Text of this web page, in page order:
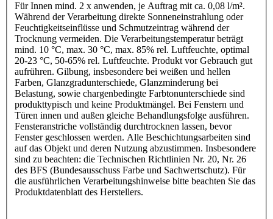
Für Innen mind. 2 x anwenden, je Auftrag mit ca. 0,08 l/m².
Während der Verarbeitung direkte Sonneneinstrahlung oder
Feuchtigkeitseinflüsse und Schmutzeintrag während der
Trocknung vermeiden. Die Verarbeitungstemperatur beträgt
mind. 10 °C, max. 30 °C, max. 85% rel. Luftfeuchte, optimal
20-23 °C, 50-65% rel. Luftfeuchte. Produkt vor Gebrauch gut
aufrühren. Gilbung, insbesondere bei weißen und hellen
Farben, Glanzgradunterschiede, Glanzminderung bei
Belastung, sowie chargenbedingte Farbtonunterschiede sind
produkttypisch und keine Produktmängel. Bei Fenstern und
Türen innen und außen gleiche Behandlungsfolge ausführen.
Fensteranstriche vollständig durchtrocknen lassen, bevor
Fenster geschlossen werden. Alle Beschichtungsarbeiten sind
auf das Objekt und deren Nutzung abzustimmen. Insbesondere
sind zu beachten: die Technischen Richtlinien Nr. 20, Nr. 26
des BFS (Bundesausschuss Farbe und Sachwertschutz). Für
die ausführlichen Verarbeitungshinweise bitte beachten Sie das
Produktdatenblatt des Herstellers.